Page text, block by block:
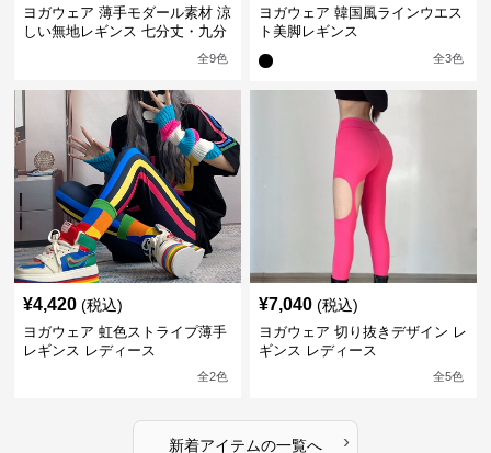
ヨガウェア 薄手モダール素材 涼
しい無地レギンス 七分丈・九分
全9色
ヨガウェア 韓国風ラインウエス
ト美脚レギンス
全3色
¥4,420 (税込)
ヨガウェア 虹色ストライプ薄手
レギンス レディース
全2色
¥7,040 (税込)
ヨガウェア 切り抜きデザイン レ
ギンス レディース
全5色
新着アイテムの一覧へ ›